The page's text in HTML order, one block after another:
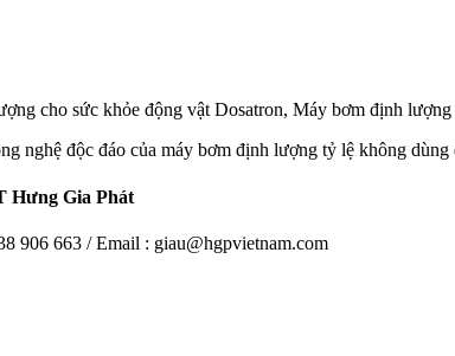
cho sức khỏe động vật Dosatron, Máy bơm định
nghệ độc đáo của máy bơm định lượng tỷ lệ không
Hưng Gia Phát
906 663 / Email : giau@hgpvietnam.com